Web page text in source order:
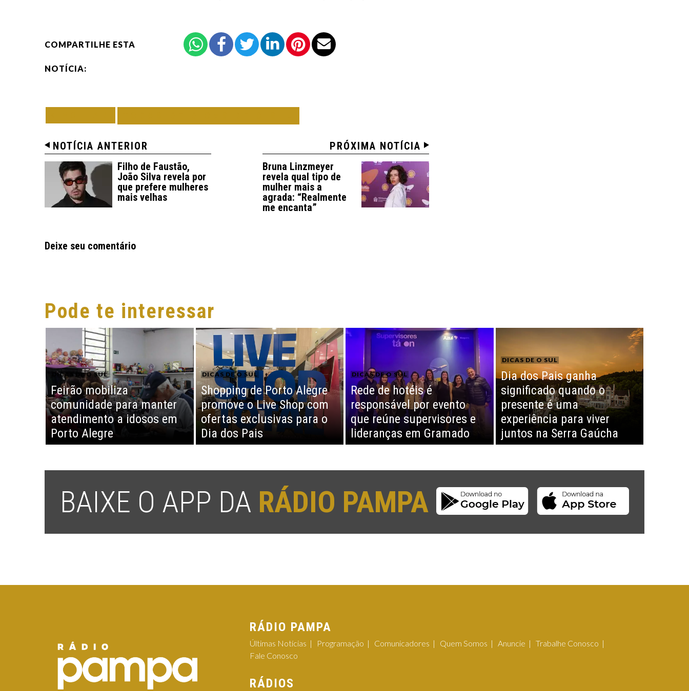
COMPARTILHE ESTA
NOTÍCIA:
NOTÍCIA ANTERIOR
Filho de Faustão,
João Silva revela por
que prefere mulheres
mais velhas
PRÓXIMA NOTÍCIA
Bruna Linzmeyer
revela qual tipo de
mulher mais a
agrada: “Realmente
me encanta”
Deixe seu comentário
Pode te interessar
DICAS DE O SUL
Feirão mobiliza
comunidade para manter
atendimento a idosos em
Porto Alegre
DICAS DE O SUL
Shopping de Porto Alegre
promove o Live Shop com
ofertas exclusivas para o
Dia dos Pais
DICAS DE O SUL
Rede de hotéis é
responsável por evento
que reúne supervisores e
lideranças em Gramado
DICAS DE O SUL
Dia dos Pais ganha
significado quando o
presente é uma
experiência para viver
juntos na Serra Gaúcha
BAIXE O APP DA RÁDIO PAMPA
RÁDIO PAMPA
Últimas Notícias Programação Comunicadores Quem Somos Anuncie
Trabalhe Conosco
Fale Conosco
RÁDIOS